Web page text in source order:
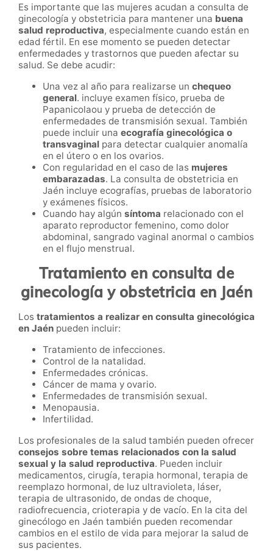
Es importante que las mujeres acudan a consulta de
ginecología y obstetricia para mantener una buena
salud reproductiva, especialmente cuando están en
edad fértil. En ese momento se pueden detectar
enfermedades y trastornos que pueden afectar su
salud. Se debe acudir:
Una vez al año para realizarse un chequeo
general. incluye examen físico, prueba de
Papanicolaou y prueba de detección de
enfermedades de transmisión sexual. También
puede incluir una ecografía ginecológica o
transvaginal para detectar cualquier anomalía
en el útero o en los ovarios.
Con regularidad en el caso de las mujeres
embarazadas. La consulta de obstetricia en
Jaén incluye ecografías, pruebas de laboratorio
y exámenes físicos.
Cuando hay algún síntoma relacionado con el
aparato reproductor femenino, como dolor
abdominal, sangrado vaginal anormal o cambios
en el flujo menstrual.
Tratamiento en consulta de
ginecología y obstetricia en Jaén
Los tratamientos a realizar en consulta ginecológica
en Jaén pueden incluir:
Tratamiento de infecciones.
Control de la natalidad.
Enfermedades crónicas.
Cáncer de mama y ovario.
Enfermedades de transmisión sexual.
Menopausia.
Infertilidad.
Los profesionales de la salud también pueden ofrecer
consejos sobre temas relacionados con la salud
sexual y la salud reproductiva. Pueden incluir
medicamentos, cirugía, terapia hormonal, terapia de
reemplazo hormonal, de luz ultravioleta, láser,
terapia de ultrasonido, de ondas de choque,
radiofrecuencia, crioterapia y de vacío. En la cita del
ginecólogo en Jaén también pueden recomendar
cambios en el estilo de vida para mejorar la salud de
sus pacientes.